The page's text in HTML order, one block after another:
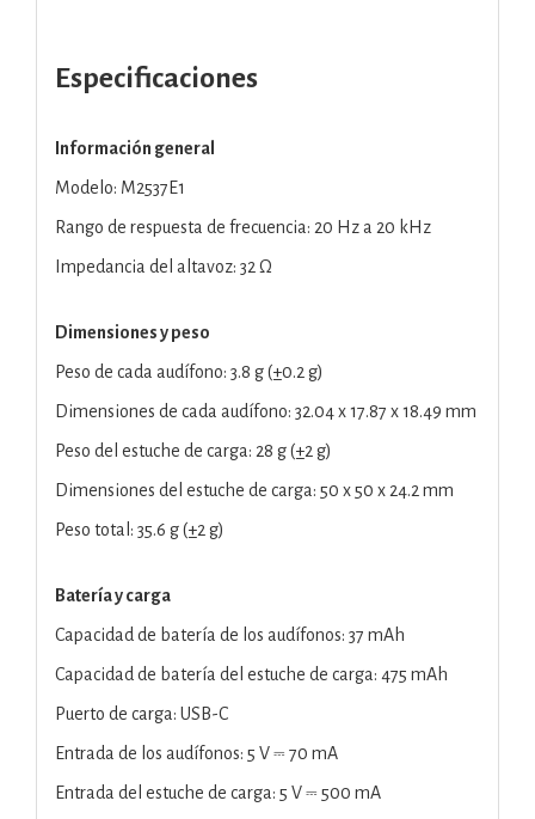
Especificaciones
Información general
Modelo: M2537E1
Rango de respuesta de frecuencia: 20 Hz a 20 kHz
Impedancia del altavoz: 32 Ω
Dimensiones y peso
Peso de cada audífono: 3.8 g (±0.2 g)
Dimensiones de cada audífono: 32.04 x 17.87 x 18.49 mm
Peso del estuche de carga: 28 g (±2 g)
Dimensiones del estuche de carga: 50 x 50 x 24.2 mm
Peso total: 35.6 g (±2 g)
Batería y carga
Capacidad de batería de los audífonos: 37 mAh
Capacidad de batería del estuche de carga: 475 mAh
Puerto de carga: USB-C
Entrada de los audífonos: 5 V ⎓ 70 mA
Entrada del estuche de carga: 5 V ⎓ 500 mA